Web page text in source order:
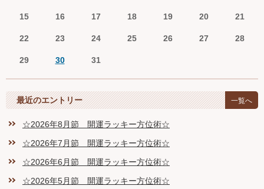
15 16 17 18 19 20 21
22 23 24 25 26 27 28
29 30 31
最近のエントリー 一覧へ
☆2026年8月節 開運ラッキー方位術☆
☆2026年7月節 開運ラッキー方位術☆
☆2026年6月節 開運ラッキー方位術☆
☆2026年5月節 開運ラッキー方位術☆